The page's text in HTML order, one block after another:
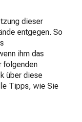
dieser
entgegen. So
ihm das
folgenden
über diese
Tipps, wie Sie